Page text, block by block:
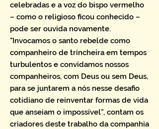
celebradas e a voz do bispo vermelho
– como o religioso ficou conhecido –
pode ser ouvida novamente.
"Invocamos o santo rebelde como
companheiro de trincheira em tempos
turbulentos e convidamos nossos
companheiros, com Deus ou sem Deus,
para se juntarem a nós nesse desafio
cotidiano de reinventar formas de vida
que anseiam o impossível”, contam os
criadores deste trabalho da companhia